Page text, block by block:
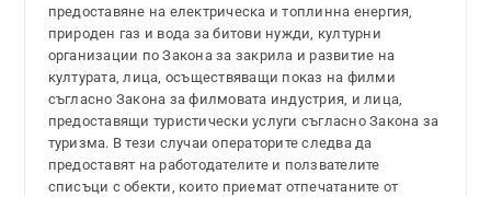
предоставяне на електрическа и топлинна енергия,
природен газ и вода за битови нужди, културни
организации по Закона за закрила и развитие на
културата, лица, осъществяващи показ на филми
съгласно Закона за филмовата индустрия, и лица,
предоставящи туристически услуги съгласно Закона за
туризма. В тези случаи операторите следва да
предоставят на работодателите и ползвателите
списъци с обекти, които приемат отпечатаните от